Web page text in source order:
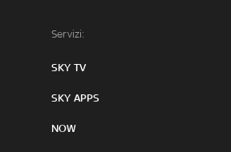
Servizi:
SKY TV
SKY APPS
NOW